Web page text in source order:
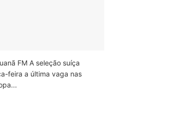
FM A seleção suíça
feira a última vaga nas